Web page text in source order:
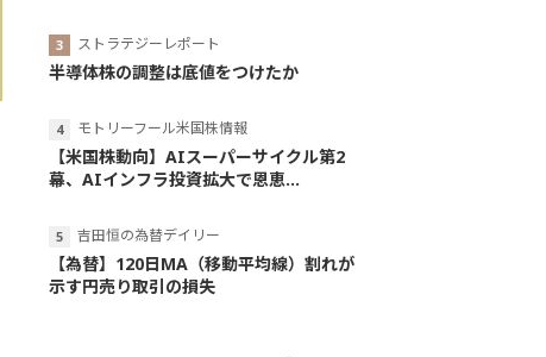
ストラテジーレポート
半導体株の調整は底値をつけたか
モトリーフール米国株情報
【米国株動向】AIスーパーサイクル第2
幕、AIインフラ投資拡大で恩恵...
吉田恒の為替デイリー
【為替】120日MA（移動平均線）割れが
示す円売り取引の損失